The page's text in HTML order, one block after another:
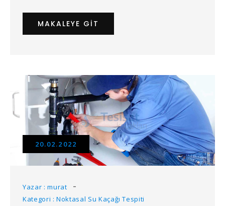
MAKALEYE GIT
20.02.2022
Yazar : murat
Kategori : Noktasal Su Kaçağı Tespiti